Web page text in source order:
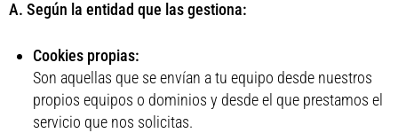
A. Según la entidad que las gestiona:
Cookies propias:
Son aquellas que se envían a tu equipo desde nuestros
propios equipos o dominios y desde el que prestamos el
servicio que nos solicitas.